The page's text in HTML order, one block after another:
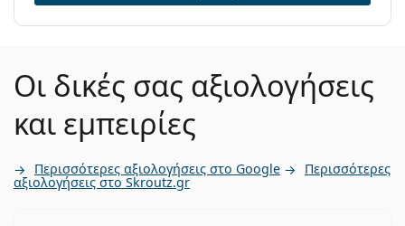
Οι δικές σας αξιολογήσεις
και εμπειρίες
Περισσότερες αξιολογήσεις στο Google Περισσότερες
αξιολογήσεις στο Skroutz.gr